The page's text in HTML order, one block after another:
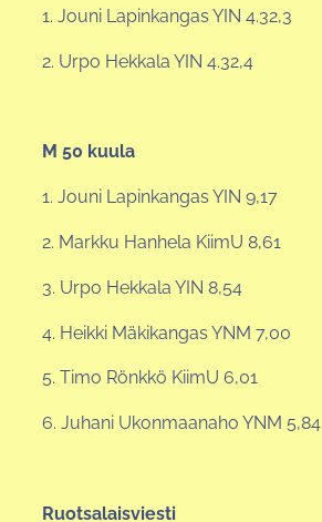
1. Jouni Lapinkangas YIN 4.32,3
2. Urpo Hekkala YIN 4.32,4
M 50 kuula
1. Jouni Lapinkangas YIN 9,17
2. Markku Hanhela KiimU 8,61
3. Urpo Hekkala YIN 8,54
4. Heikki Mäkikangas YNM 7,00
5. Timo Rönkkö KiimU 6,01
6. Juhani Ukonmaanaho YNM 5,84
Ruotsalaisviesti